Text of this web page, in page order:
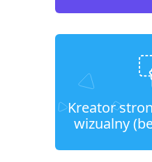
Kreator
wizualny